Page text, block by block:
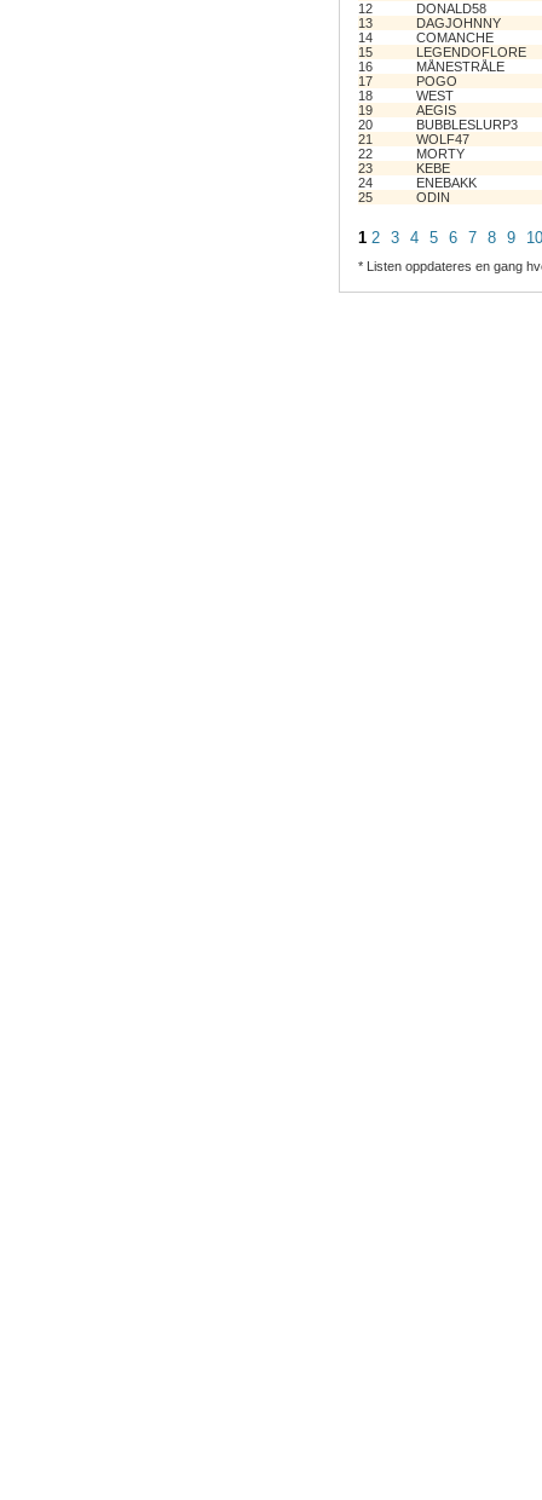
12
DONALD58
13
DAGJOHNNY
14
COMANCHE
15
LEGENDOFLORE
16
MÅNESTRÅLE
17
POGO
18
WEST
19
AEGIS
20
BUBBLESLURP3
21
WOLF47
22
MORTY
23
KEBE
24
ENEBAKK
25
ODIN
1 2 3 4 5 6 7 8 9 10
* Listen oppdateres en gang